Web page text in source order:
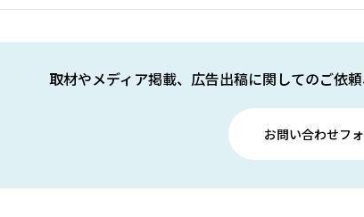
取材やメディア掲載、広告出稿に関してのご依
お問い合わせフ